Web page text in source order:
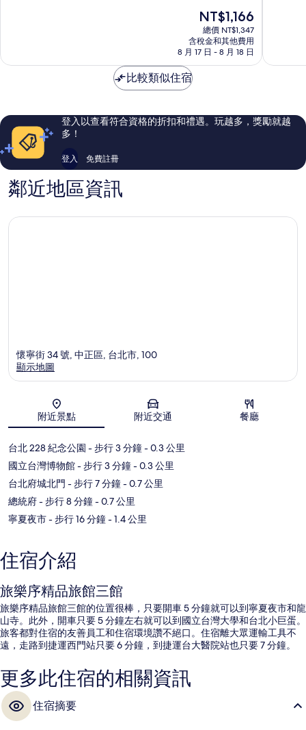
錯
評
論
現
在
價
格
為
NT$1,166
總價 NT$1,347
含稅金和其他費用
8 月 17 日 - 8 月 18 日
常
評
論
比較類似住宿
登入以查看符合資格的折扣和禮遇。玩越多，獎勵就越
多！
登入 免費註冊
鄰近地區資訊
地圖
懷寧街 34 號, 中正區, 台北市, 100
顯示地圖
附近景點 附近交通 餐廳
台北 228 紀念公園 - 步行 3 分鐘- 0.3 公里
國立台灣博物館- 步行 3 分鐘- 0.3 公里
台北府城北門 - 步行 7 分鐘- 0.7 公里
總統府- 步行 8 分鐘- 0.7 公里
寧夏夜市- 步行 16 分鐘- 1.4 公里
住宿介紹
旅樂序精品旅館三館
旅樂序精品旅館三館的位置很棒，只要開車 5 分鐘就可以到寧夏夜市和龍
山寺。此外，開車只要 5 分鐘左右就可以到國立台灣大學和台北小巨蛋。
旅客都對住宿的友善員工和住宿環境讚不絕口。住宿離大眾運輸工具不
遠，走路到捷運西門站只要 6 分鐘，到捷運台大醫院站也只要 7 分鐘。
更多此住宿的相關資訊
住宿摘要